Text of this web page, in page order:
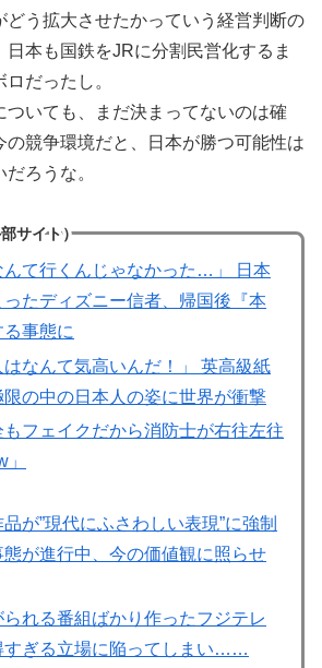
どう拡大させたかっていう経営判断の
日本も国鉄をJRに分割民営化するま
だったし。
ついても、まだ決まってないのは確
の競争環境だと、日本が勝つ可能性は
ろうな。
サイト）
んて行くんじゃなかった…」 日本
ったディズニー信者、帰国後『本
事態に
なんて気高いんだ！」 英高級紙
限の中の日本人の姿に世界が衝撃
フェイクだから消防士が右往左往
が”現代にふさわしい表現”に強制
が進行中、今の価値観に照らせ
れる番組ばかり作ったフジテレ
すぎる立場に陥ってしまい……